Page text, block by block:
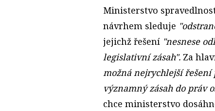
Ministerstvo
návrhem sleduje
jejichž řešení "nesnese
legislativní zásah". Za
možná nejrychlejší řešení
významný zásah do práv
chce ministerstvo